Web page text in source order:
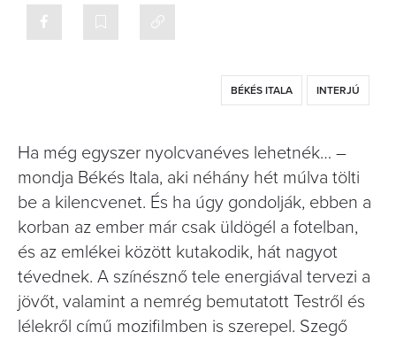
BÉKÉS ITALA INTERJÚ
Ha még egyszer nyolcvanéves lehetnék… –
mondja Békés Itala, aki néhány hét múlva tölti
be a kilencvenet. És ha úgy gondolják, ebben a
korban az ember már csak üldögél a fotelban,
és az emlékei között kutakodik, hát nagyot
tévednek. A színésznő tele energiával tervezi a
jövőt, valamint a nemrég bemutatott Testről és
lélekről című mozifilmben is szerepel. Szegő